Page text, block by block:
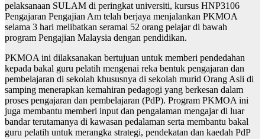
pelaksanaan SULAM di peringkat universiti, kursus HNP3106
Pengajaran Pengajian Am telah berjaya menjalankan PKMOA
selama 3 hari melibatkan seramai 52 orang pelajar di bawah
program Pengajian Malaysia dengan pendidikan.
PKMOA ini dilaksanakan bertujuan untuk memberi pendedahan
kepada bakal guru pelatih mengenai reka bentuk pengajaran dan
pembelajaran di sekolah khususnya di sekolah murid Orang Asli di
samping menerapkan kemahiran pedagogi yang berkesan dalam
proses pengajaran dan pembelajaran (PdP). Program PKMOA ini
juga membantu memberi input dan pengalaman mengajar di luar
bandar terutamanya di kawasan pedalaman serta membantu bakal
guru pelatih untuk merangka strategi, pendekatan dan kaedah PdP